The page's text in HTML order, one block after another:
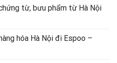
từ, bưu phẩm từ Hà Nội
hóa Hà Nội đi Espoo –